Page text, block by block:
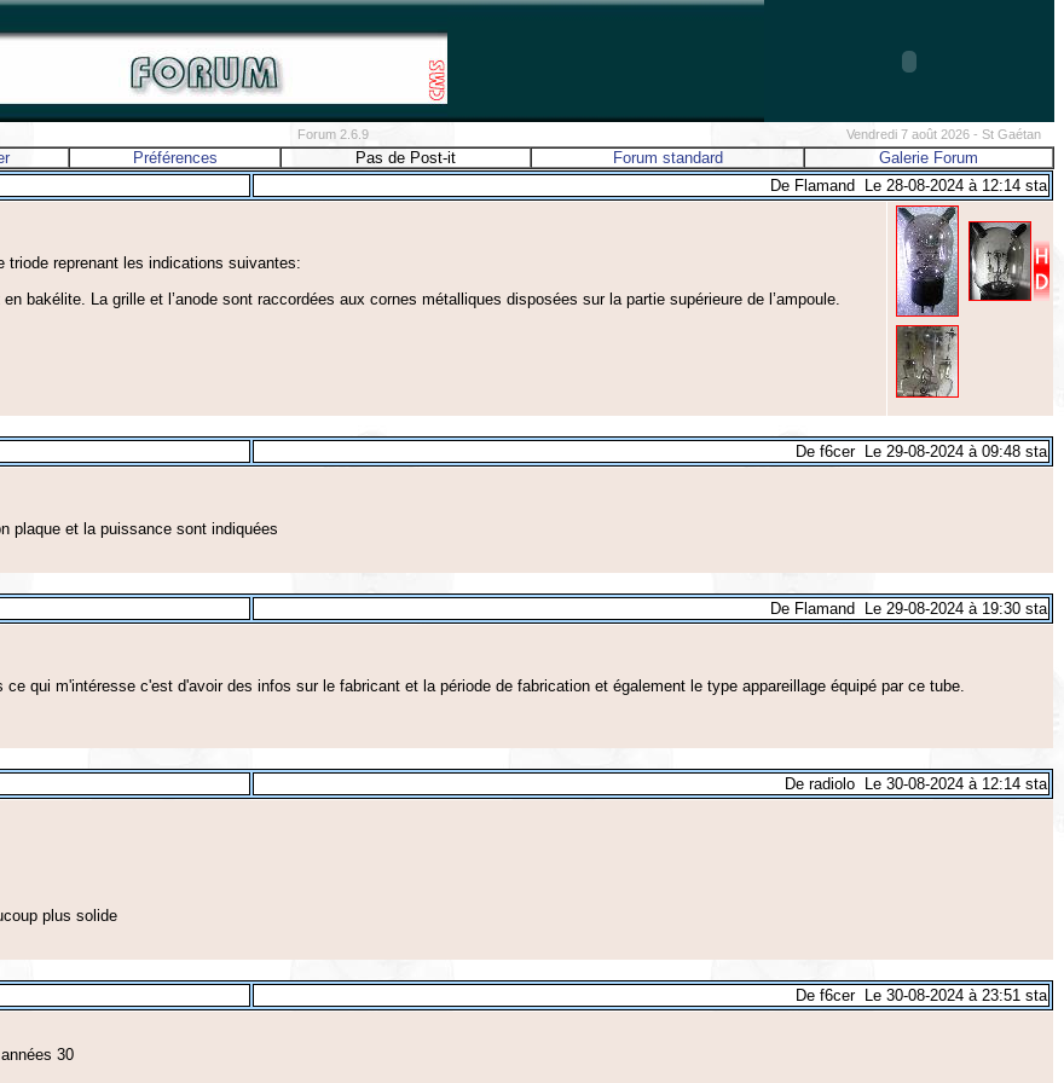
Forum 2.6.9 Vendredi 7 août 2026 - St Gaétan
Préférences Pas de Post-it Forum standard
Galerie Forum
De Flamand Le 28-08-2024 à 12:14 sta
reprenant les indications suivantes:
bakélite. La grille et l’anode sont raccordées aux cornes métalliques disposées sur la partie supérieure de l’ampoule.
De f6cer Le 29-08-2024 à 09:48 sta
plaque et la puissance sont indiquées
De Flamand Le 29-08-2024 à 19:30 sta
qui m'intéresse c'est d'avoir des infos sur le fabricant et la période de fabrication et également le type appareillage équipé par ce tube.
De radiolo Le 30-08-2024 à 12:14 sta
plus solide
De f6cer Le 30-08-2024 à 23:51 sta
30